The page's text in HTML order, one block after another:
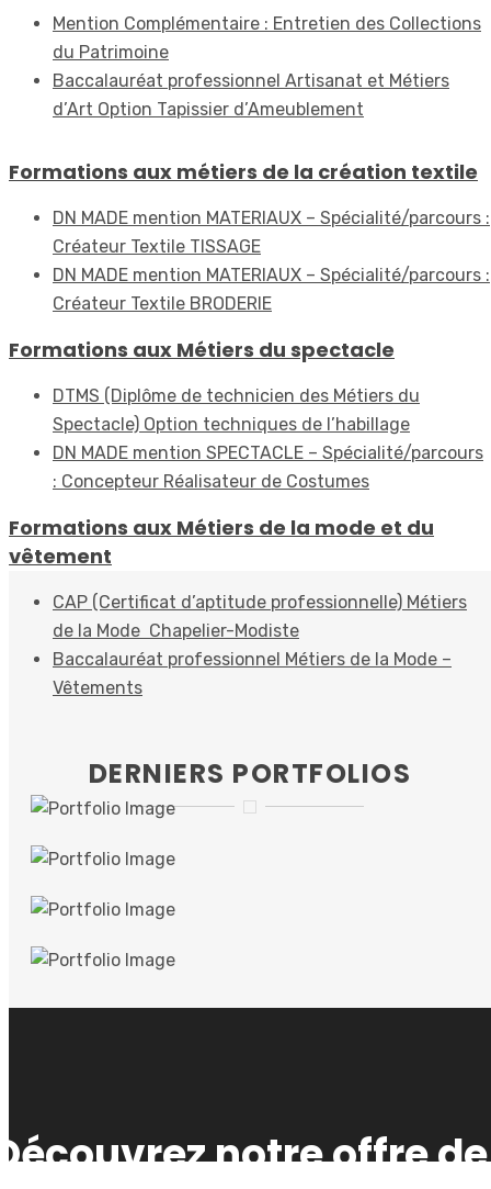
Mention Complémentaire : Entretien des Collections
du Patrimoine
Baccalauréat professionnel Artisanat et Métiers
d’Art Option Tapissier d’Ameublement
Formations aux métiers de la création textile
DN MADE mention MATERIAUX – Spécialité/parcours :
Créateur Textile TISSAGE
DN MADE mention MATERIAUX – Spécialité/parcours :
Créateur Textile BRODERIE
Formations aux Métiers du spectacle
DTMS (Diplôme de technicien des Métiers du
Spectacle) Option techniques de l’habillage
DN MADE mention SPECTACLE – Spécialité/parcours
: Concepteur Réalisateur de Costumes
Formations aux Métiers de la mode et du
vêtement
CAP (Certificat d’aptitude professionnelle) Métiers
de la Mode Chapelier-Modiste
Baccalauréat professionnel Métiers de la Mode –
Vêtements
DERNIERS PORTFOLIOS
notre offre de